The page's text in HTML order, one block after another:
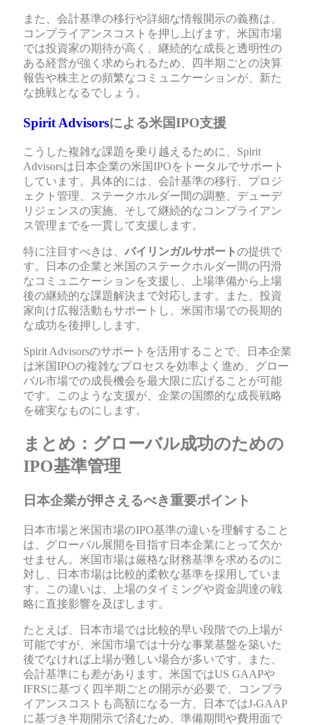
また、会計基準の移行や詳細な情報開示の義務は、
コンプライアンスコストを押し上げます。米国市場
では投資家の期待が高く、継続的な成長と透明性の
ある経営が強く求められるため、四半期ごとの決算
報告や株主との頻繁なコミュニケーションが、新た
な挑戦となるでしょう。
Spirit Advisorsによる米国IPO支援
こうした複雑な課題を乗り越えるために、Spirit
Advisorsは日本企業の米国IPOをトータルでサポート
しています。具体的には、会計基準の移行、プロジ
ェクト管理、ステークホルダー間の調整、デューデ
リジェンスの実施、そして継続的なコンプライアン
ス管理までを一貫して支援します。
特に注目すべきは、 バイリンガルサポートの提供で
す。日本の企業と米国のステークホルダー間の円滑
なコミュニケーションを支援し、上場準備から上場
後の継続的な課題解決まで対応します。また、投資
家向け広報活動もサポートし、米国市場での長期的
な成功を後押しします。
Spirit Advisorsのサポートを活用することで、日本企業
は米国IPOの複雑なプロセスを効率よく進め、グロー
バル市場での成長機会を最大限に広げることが可能
です。このような支援が、企業の国際的な成長戦略
を確実なものにします。
まとめ：グローバル成功のための
IPO基準管理
日本企業が押さえるべき重要ポイント
日本市場と米国市場のIPO基準の違いを理解すること
は、グローバル展開を目指す日本企業にとって欠か
せません。米国市場は厳格な財務基準を求めるのに
対し、日本市場は比較的柔軟な基準を採用していま
す。この違いは、上場のタイミングや資金調達の戦
略に直接影響を及ぼします。
たとえば、日本市場では比較的早い段階での上場が
可能ですが、米国市場では十分な事業基盤を築いた
後でなければ上場が難しい場合が多いです。また、
会計基準にも差があります。米国ではUS GAAPや
IFRSに基づく四半期ごとの開示が必要で、コンプラ
イアンスコストも高額になる一方、日本ではJ-GAAP
に基づき半期開示で済むため、準備期間や費用面で